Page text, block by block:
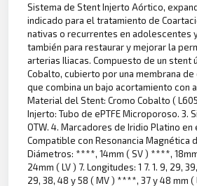
Sistema de Stent Injerto Aórtico,
indicado para el tratamiento de
nativas o recurrentes en adolescentes
también para restaurar y mejorar la
arterias Iliacas. Compuesto de un stent
Cobalto, cubierto por una membrana de
que combina un bajo acortamiento con
Material del Stent: Cromo Cobalto (
Injerto: Tubo de ePTFE Microporoso. 3.
OTW. 4. Marcadores de Iridio Platino en
Compatible con Resonancia Magnética
Diámetros: ****, 14mm ( SV ) ****,
24mm ( LV ) 7. Longitudes: 1 7. 1. 9, 29,
29, 38, 48 y 58 ( MV ) ****, 37 y 48 mm (